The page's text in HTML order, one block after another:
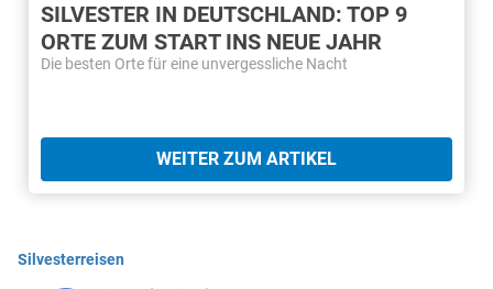
SILVESTER IN DEUTSCHLAND: TOP 9
ORTE ZUM START INS NEUE JAHR
Die besten Orte für eine unvergessliche Nacht
WEITER ZUM ARTIKEL
Silvesterreisen